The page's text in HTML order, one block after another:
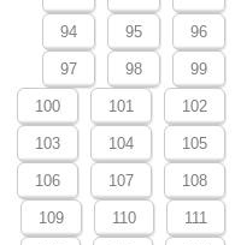
94 95 96
97 98 99
100 101 102
103 104 105
106 107 108
109 110 111